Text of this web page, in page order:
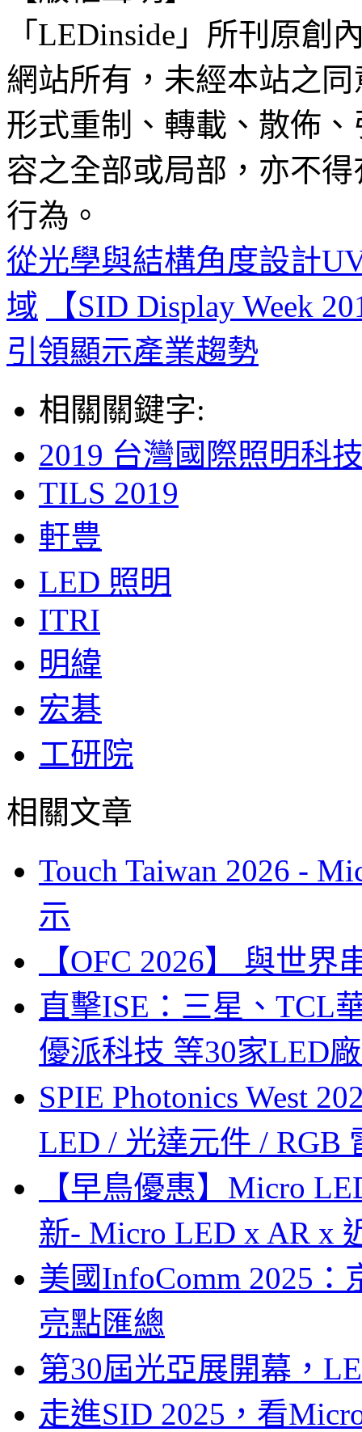
「LEDinside」所刊原創
網站所有，未經本站之
形式重制、轉載、散佈
容之全部或局部，亦不
行為。
從光學與結構角度設計
域
【SID Display Week
引領顯示產業趨勢
相關關鍵字:
2019 台灣國際照明科
TILS 2019
軒豊
LED 照明
ITRI
明緯
宏碁
工研院
相關文章
Touch Taiwan 2026 -
示
【OFC 2026】 與世界
直擊ISE：三星、TCL
優派科技 等30家LED
SPIE Photonics West
LED / 光達元件 / RGB
【早鳥優惠】Micro
新- Micro LED x AR x
美國InfoComm 2025
亮點匯總
第30屆光亞展開幕，
走進SID 2025，看